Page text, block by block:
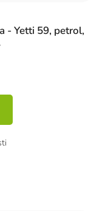
- Yetti 59, petrol,